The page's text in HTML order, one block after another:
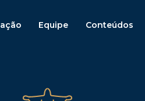
Equipe Conteúdos